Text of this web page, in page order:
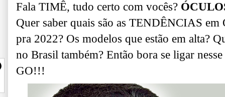
Fala TIMÊ, tudo certo com vocês?
Quer saber quais são as TENDÊNCIAS
pra 2022? Os modelos que estão em alta?
no Brasil também? Então bora se ligar
GO!!!